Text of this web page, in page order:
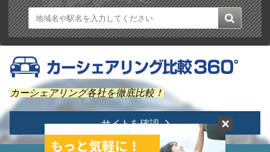
カーシェアリング各社を徹底比較！
サイトを確認